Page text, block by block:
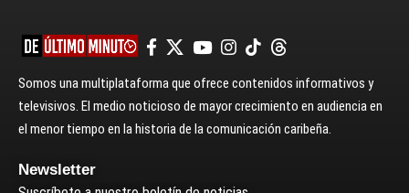
Somos una multiplataforma que ofrece contenidos informativos y
televisivos. El medio noticioso de mayor crecimiento en audiencia en
el menor tiempo en la historia de la comunicación caribeña.
Newsletter